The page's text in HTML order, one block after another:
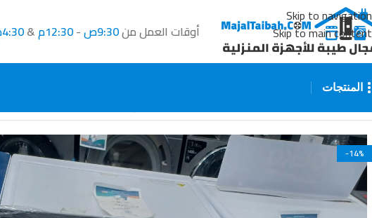
Skip to navigation
Skip to main content
أوقات العمل من9:30ص -12:30م &4:30م
المنتجات
-14%